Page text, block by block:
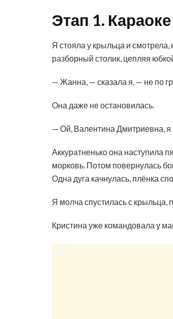
Этап 1.
Я стояла у крыльца и
разборный столик, цепляя
— Жанна, — сказала я, — не по
Она даже не остановилась.
— Ой, Валентина Дмитриевна, я
Аккуратненько она наступила
морковь. Потом повернулась
Одна дуга качнулась, плёнка
Я молча спустилась с крыльца,
Кристина уже командовала у